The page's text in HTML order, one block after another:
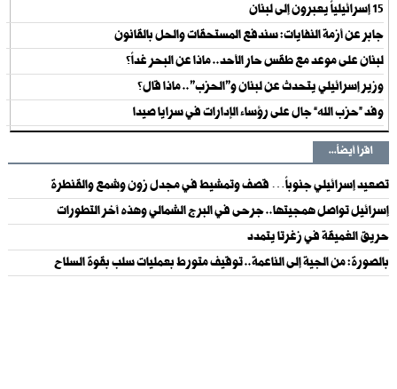
15 إسرائيلياً يعبرون إلى لبنان
جابر عن أزمة النفايات: سندفع المستحقات والحل بالقانون
لبنان على موعد مع طقس حار الأحد.. ماذا عن البحر غداً؟
وزير إسرائيلي يتحدث عن لبنان و"الحزب".. ماذا قال؟
وفد “حزب الله” جال على رؤساء الإدارات في سرايا صيدا
اقرأ أيضاً...
تصعيد إسرائيلي جنوباً… قصف وتمشيط في مجدل زون وشمع والقنطرة
إسرائيل تواصل همجيتها.. جرحى في البرج الشمالي وهذه آخر التطورات
حريق الغميقة في زغرتا يتمدد
بالصورة: من الجية إلى الناعمة.. توقيف متورط بعمليات سلب بقوة السلاح